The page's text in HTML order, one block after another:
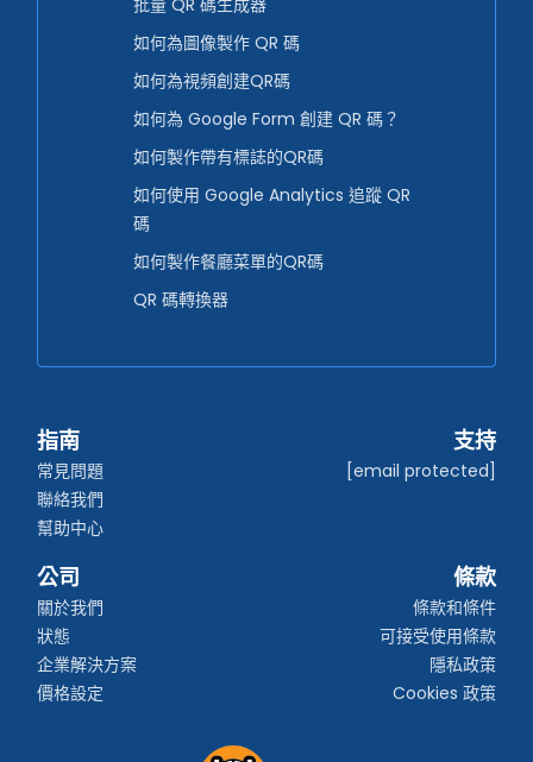
批量 QR 碼生成器
如何為圖像製作 QR 碼
如何為視頻創建QR碼
如何為 Google Form 創建 QR 碼？
如何製作帶有標誌的QR碼
如何使用 Google Analytics 追蹤 QR
碼
如何製作餐廳菜單的QR碼
QR 碼轉換器
指南
常見問題
聯絡我們
幫助中心
支持
[email protected]
公司
關於我們
狀態
企業解決方案
價格設定
條款
條款和條件
可接受使用條款
隱私政策
Cookies 政策